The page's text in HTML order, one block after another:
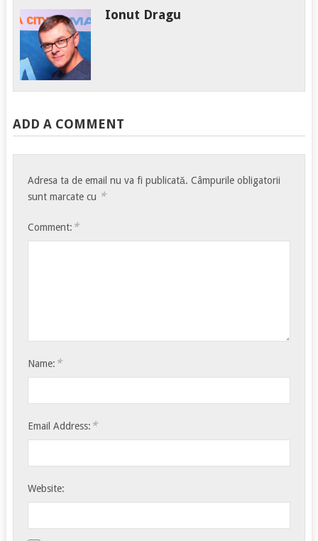
Ionut Dragu
ADD A COMMENT
Adresa ta de email nu va fi publicată. Câmpurile obligatorii
sunt marcate cu *
Comment: *
Name: *
Email Address: *
Website: